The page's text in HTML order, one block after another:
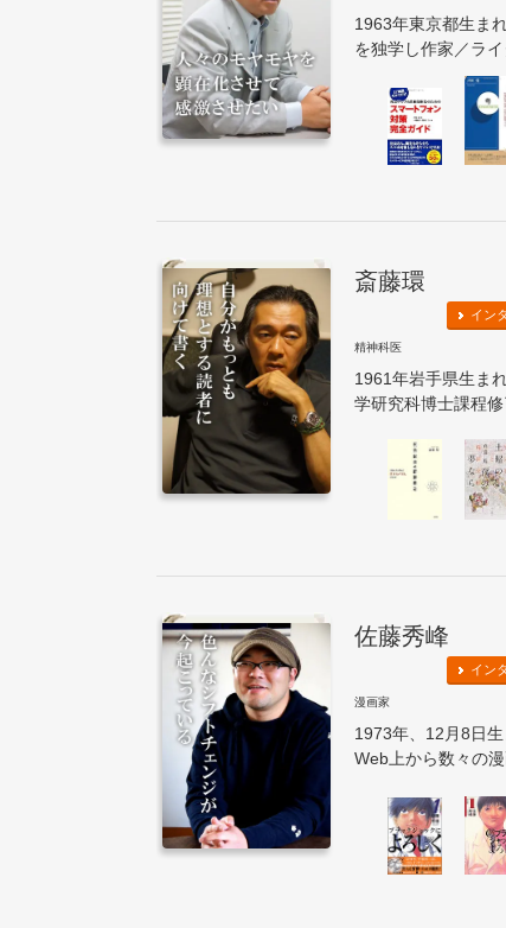
1963年東京都生ま
を独学し作家／ラ
斎藤環
イン
精神科医
1961年岩手県生ま
学研究科博士課程修
佐藤秀峰
イン
漫画家
1973年、12月8日生
Web上から数々の